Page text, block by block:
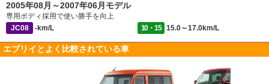
2005年08月～2007年06月モデル
専用ボディ採用で使い勝手を向上
JC08
-km/L 10・15 15.0～17.0km/L
エブリイとよく比較されている車